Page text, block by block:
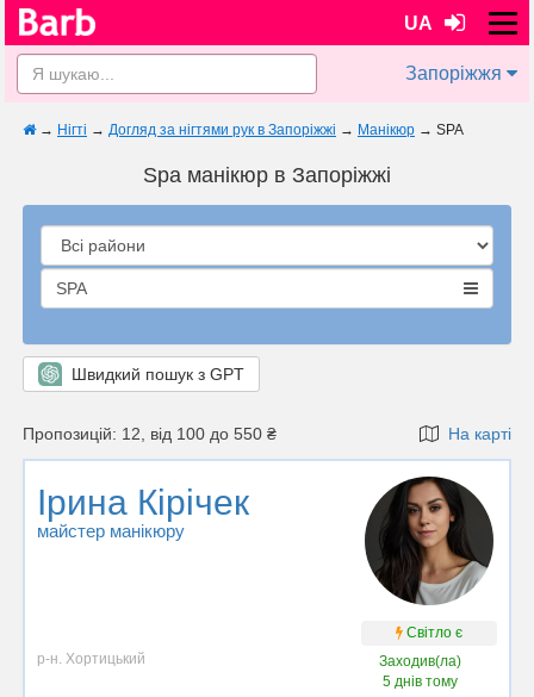
UA
Запоріжжя
→ Нігті → Догляд за нігтями рук в Запоріжжі → Манікюр → SPA
Spa манікюр в Запоріжжі
SPA
Швидкий пошук з GPT
Пропозицій: 12, від 100 до 550 ₴ На карті
Ірина Кірічек
майстер манікюру
Світло є
р-н. Хортицький
Заходив(ла)
5 днів тому